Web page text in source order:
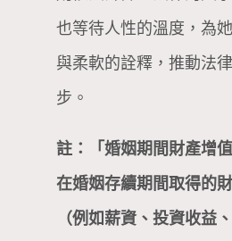
也等待人性的溫度，為
與柔軟的詮釋，推動法
步。
註：「婚姻期間財產增
在婚姻存續期間取得的
（例如薪資、投資收益